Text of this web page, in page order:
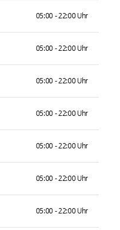
05:00 - 22:00 Uhr
05:00 - 22:00 Uhr
05:00 - 22:00 Uhr
05:00 - 22:00 Uhr
05:00 - 22:00 Uhr
05:00 - 22:00 Uhr
05:00 - 22:00 Uhr